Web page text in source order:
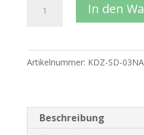
Kindertisch
aus
massivem
Größen
In den
Artikelnummer: KDZ-SD-
Beschreibung